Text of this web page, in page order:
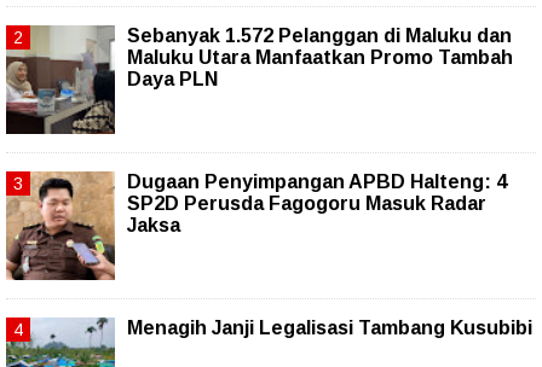
Sebanyak 1.572 Pelanggan di Maluku dan
Maluku Utara Manfaatkan Promo Tambah
Daya PLN
Dugaan Penyimpangan APBD Halteng: 4
SP2D Perusda Fagogoru Masuk Radar
Jaksa
Menagih Janji Legalisasi Tambang Kusubibi